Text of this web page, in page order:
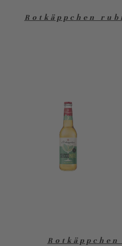
Rotkäppchen
Rotkäppchen